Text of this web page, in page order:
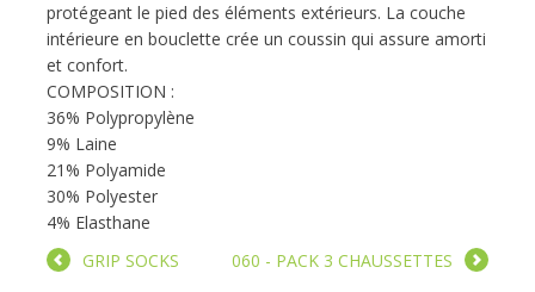
protégeant le pied des éléments extérieurs. La couche
intérieure en bouclette crée un coussin qui assure amorti
et confort.
COMPOSITION :
36% Polypropylène
9% Laine
21% Polyamide
30% Polyester
4% Elasthane
060 - PACK 3 CHAUSSETTES
GRIP SOCKS